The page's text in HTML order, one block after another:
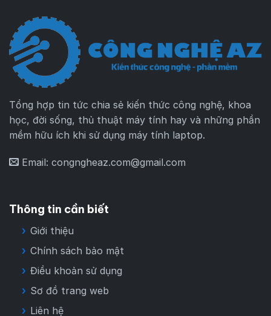
Tổng hợp tin tức chia sẻ kiến thức công nghệ, khoa
học, đời sống, thủ thuật máy tính hay và những phần
mềm hữu ích khi sử dụng máy tính laptop.
Email: congngheaz.com@gmail.com
Thông tin cần biết
Giới thiệu
Chính sách bảo mật
Điều khoản sử dụng
Sơ đồ trang web
Liên hệ